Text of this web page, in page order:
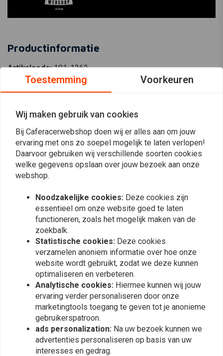
Productinformatie
Artikelcode:101-1362
EAN-code:7423543260299
Reviews
(0 beoordelingen)
Plaats ook een review
Vergelijkbare producten
Toestemming Voorkeuren
Wij maken gebruik van cookies
Bij Caferacerwebshop doen wij er alles aan om jouw
ervaring met ons zo soepel mogelijk te laten verlopen!
Daarvoor gebruiken wij verschillende soorten cookies
welke gegevens opslaan over jouw bezoek aan onze
webshop.
Noodzakelijke cookies: Deze cookies zijn
essentieel om onze website goed te laten
functioneren, zoals het mogelijk maken van de
zoekbalk.
Statistische cookies: Deze cookies
verzamelen anoniem informatie over hoe onze
website wordt gebruikt, zodat we deze kunnen
optimaliseren en verbeteren.
Analytische cookies: Hiermee kunnen wij jouw
ervaring verder personaliseren door onze
marketingtools toegang te geven tot je anonieme
gebruikerspatroon.
ads personalization: Na uw bezoek kunnen we
advertenties personaliseren op basis van uw
interesses en gedrag.